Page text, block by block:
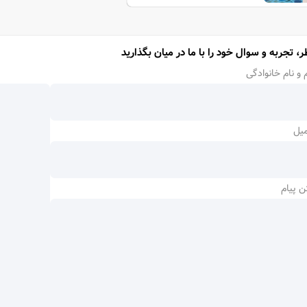
تجربه و سوال خود را با ما در میان بگذارید
و نام خانوادگی
پیام